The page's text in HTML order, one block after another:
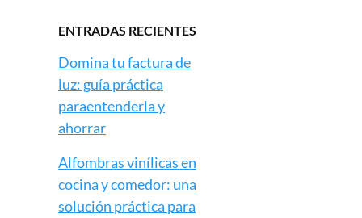
ENTRADAS RECIENTES
Domina tu factura de
luz: guía práctica
paraentenderla y
ahorrar
Alfombras vinílicas en
cocina y comedor: una
solución práctica para